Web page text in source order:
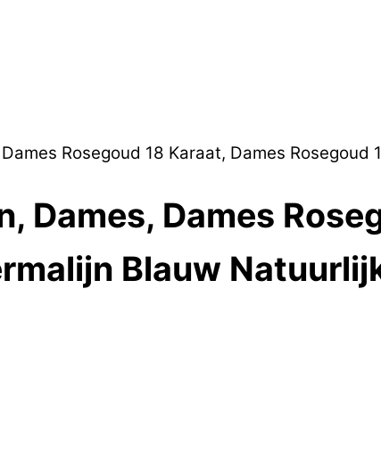
Rosegoud 18 Karaat, Dames Rosegoud
Dames, Dames
Blauw